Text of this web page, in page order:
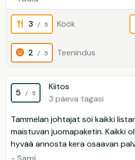
3 / 5 Köök
2 / 5 Teenindus
5 / 5
Kiitos
3 päeva tagasi
Tammelan johtajat söi kaikki
maistuvan juomapaketin. Kaikki
hyvää annosta kera osaavan